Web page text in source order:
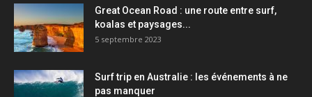
Great Ocean Road : une route entre surf,
koalas et paysages...
5 septembre 2023
Surf trip en Australie : les événements à ne
pas manquer